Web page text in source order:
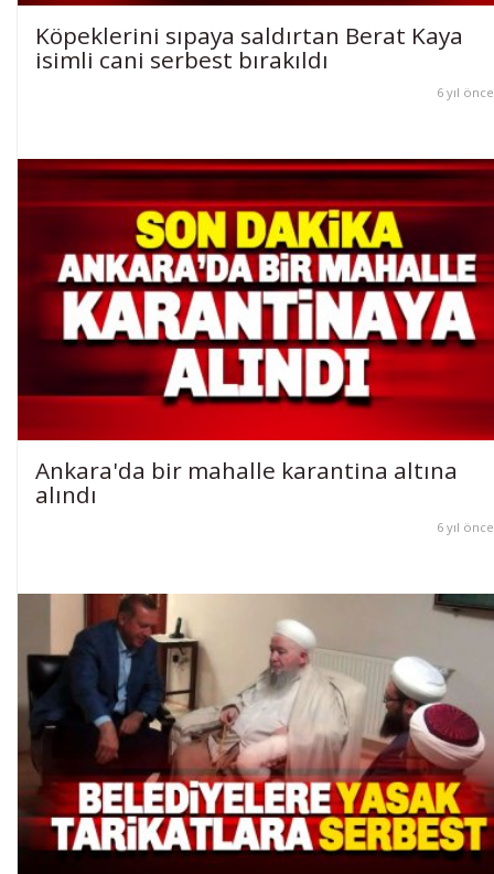
Köpeklerini sıpaya saldırtan Berat Kaya
isimli cani serbest bırakıldı
6 yıl önce
Ankara'da bir mahalle karantina altına
alındı
6 yıl önce